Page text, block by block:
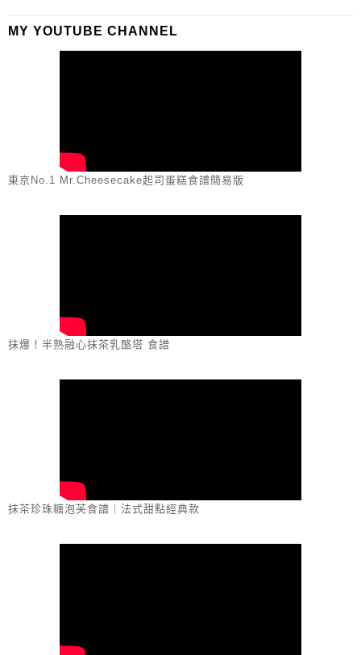
MY YOUTUBE CHANNEL
東京No.1 Mr.Cheesecake起司蛋糕食譜簡易版
抹爆！半熟融心抹茶乳酪塔 食譜
抹茶珍珠糖泡芙食譜｜法式甜點經典款